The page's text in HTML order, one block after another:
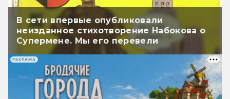
В сети впервые опубликовали
неизданное стихотворение Набокова о
Супермене. Мы его перевели
РЕКЛАМА